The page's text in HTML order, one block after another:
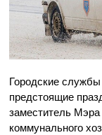
Городские
предстоящие
заместитель
коммунального